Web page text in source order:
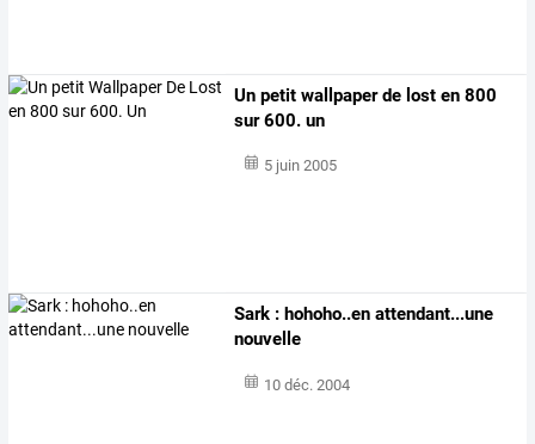
Un petit wallpaper de lost en 800
sur 600. un
5 juin 2005
Sark : hohoho..en attendant...une
nouvelle
10 déc. 2004